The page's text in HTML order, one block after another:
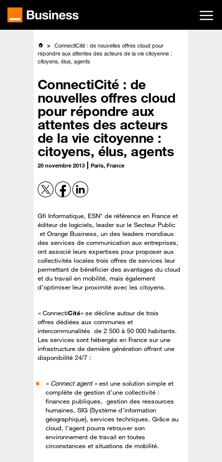
contenu
ConnectiCité : de nouvelles offres cloud pour
répondre aux attentes des acteurs de la vie citoyenne :
citoyens, élus, agents
ConnectiCité : de
nouvelles offres cloud
pour répondre aux
attentes des acteurs
de la vie citoyenne :
citoyens, élus, agents
20 novembre 2013 Paris, France
Gfi Informatique, ESN* de référence en France et
éditeur de logiciels, leader sur le Secteur Public
et Orange Business, un des leaders mondiaux
des services de communication aux entreprises,
ont associé leurs expertises pour proposer aux
collectivités locales trois offres de services leur
permettant de bénéficier des avantages du cloud
et du travail en mobilité, mais également
d’optimiser leur proximité avec les citoyens.
«ConnectiCité»se décline autour de trois
offres dédiées aux communes et
intercommunalités de 2 500 à 50 000 habitants.
Les services sont hébergés en France sur une
infrastructure de dernière génération offrant une
disponibilité 24/7 :
« Connect agent »est une solution simple et
complète de gestion d’une collectivité :
finances publiques, gestion des ressources
humaines, SIG (Système d’information
géographique), services techniques. Grâce au
cloud, l’agent pourra retrouver son
environnement de travail en toutes
circonstances et situations de mobilité.